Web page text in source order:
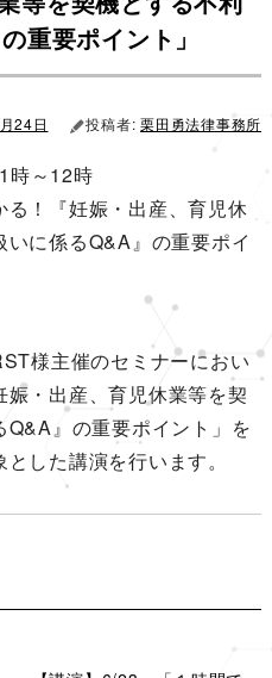
重要ポイント」
24日 投稿者:栗田勇法律事務所
時～12時
る！『妊娠・出産、育児休
に係るQ&A』の重要ポイ
様主催のセミナーにおい
・出産、育児休業等を契
』の重要ポイント」を
した講演を行います。